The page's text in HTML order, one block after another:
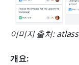
이미지 출처:
개요: